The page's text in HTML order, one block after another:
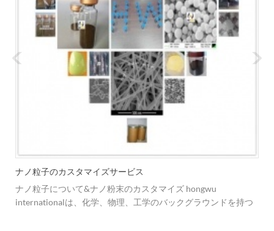
ナノ粒子のカスタマイズサービス
ナノ粒子について&ナノ粉末のカスタマイズ hongwu
internationalは、化学、物理、工学のバックグラウンドを持つ